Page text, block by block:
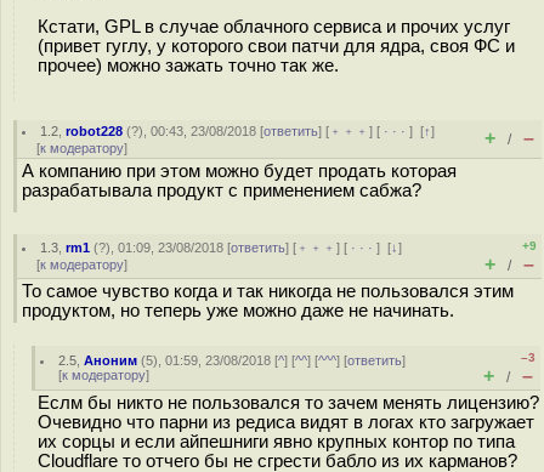
Кстати, GPL в случае облачного сервиса и прочих услуг
(привет гуглу, у которого свои патчи для ядра, своя ФС и
прочее) можно зажать точно так же.
1.2 ,robot228 (?), 00:43, 23/08/2018 [ответить] [ ﹢﹢﹢] [ · · ·][↑]
[к модератору] + / –
А компанию при этом можно будет продать которая
разрабатывала продукт с применением сабжа?
1.3 ,rm1 (?), 01:09, 23/08/2018 [ответить] [ ﹢﹢﹢] [ · · ·][↓]
[к модератору]
+9
+ / –
То самое чувство когда и так никогда не пользовался этим
продуктом, но теперь уже можно даже не начинать.
2.5 ,Аноним (5), 01:59, 23/08/2018 [^] [^^] [^^^] [ответить]
[к модератору]
–3
+ / –
Еслм бы никто не пользовался то зачем менять лицензию?
Очевидно что парни из редиса видят в логах кто загружает
их сорцы и если айпешниги явно крупных контор по типа
Cloudflare то отчего бы не сгрести бабло из их карманов?